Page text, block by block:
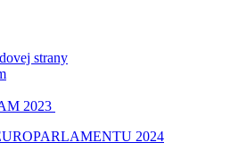
strany
2023
2024